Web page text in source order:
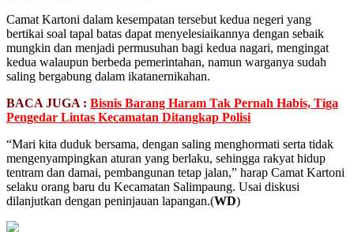
Camat Kartoni dalam kesempatan tersebut kedua negeri yang
bertikai soal tapal batas dapat menyelesiaikannya dengan sebaik
mungkin dan menjadi permusuhan bagi kedua nagari, mengingat
kedua walaupun berbeda pemerintahan, namun warganya sudah
saling bergabung dalam ikatanernikahan.
BACA JUGA : Bisnis Barang Haram Tak Pernah Habis, Tiga
Pengedar Lintas Kecamatan Ditangkap Polisi
“Mari kita duduk bersama, dengan saling menghormati serta tidak
mengenyampingkan aturan yang berlaku, sehingga rakyat hidup
tentram dan damai, pembangunan tetap jalan,” harap Camat Kartoni
selaku orang baru du Kecamatan Salimpaung. Usai diskusi
dilanjutkan dengan peninjauan lapangan.(WD)